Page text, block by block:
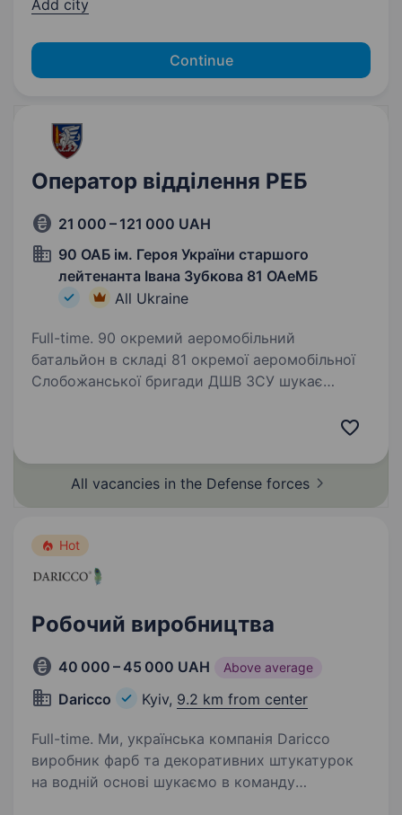
Add city
Continue
Оператор відділення РЕБ
21 000 – 121 000 UAH
90 ОАБ ім. Героя України старшого
лейтенанта Івана Зубкова 81 ОАеМБ
All Ukraine
Full-time. 90 окремий аеромобільний
батальйон в складі 81 окремої аеромобільної
Слобожанської бригади ДШВ ЗСУ шукає
All vacancies in the Defense forces
Hot
Робочий виробництва
40 000 – 45 000 UAH Above average
Daricco Kyiv, 9.2 km from center
Full-time. Ми, українська компанія Daricco
виробник фарб та декоративних штукатурок
на водній основі шукаємо в команду